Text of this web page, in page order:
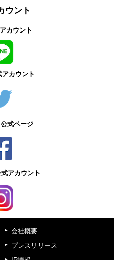
ウント
カウント
カウント
式ページ
アカウント
会社概要
プレスリリース